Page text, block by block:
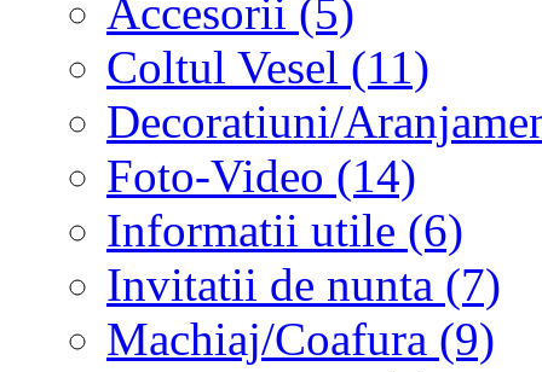
Accesorii (5)
Coltul Vesel (11)
Decoratiuni/
Foto-Video (14)
Informatii utile (6)
Invitatii de nunta (7)
Machiaj/Coafura (9)